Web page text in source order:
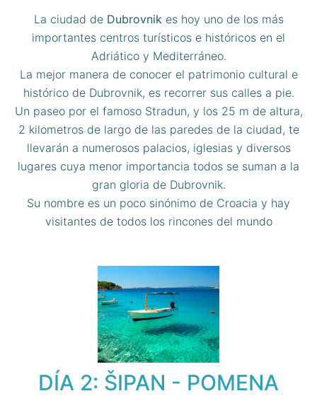
La ciudad de Dubrovnikes hoy uno de los más
importantes centros turísticos e históricos en el
Adriático y Mediterráneo.
La mejor manera de conocer el patrimonio cultural e
histórico de Dubrovnik, es recorrer sus calles a pie.
Un paseo por el famoso Stradun, y los 25 m de altura,
2 kilometros de largo de las paredes de la ciudad, te
llevarán a numerosos palacios, iglesias y diversos
lugares cuya menor importancia todos se suman a la
gran gloria de Dubrovnik.
Su nombre es un poco sinónimo de Croacia y hay
visitantes de todos los rincones del mundo
DÍA 2: ŠIPAN - POMENA